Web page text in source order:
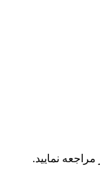
نمایید.